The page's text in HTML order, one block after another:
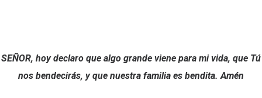
SEÑOR, hoy declaro que algo grande viene para mi vida, que Tú
nos bendecirás, y que nuestra familia es bendita. Amén